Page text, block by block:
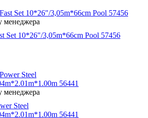
менеджера
Set 10*26"/3,05m*66cm Pool 57456
менеджера
Steel
56441